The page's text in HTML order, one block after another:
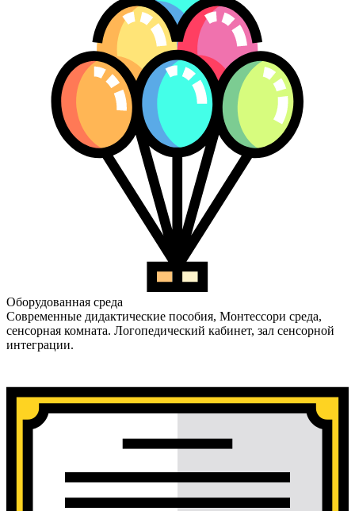
Оборудованная среда
Современные дидактические пособия, Монтессори среда,
сенсорная комната. Логопедический кабинет, зал сенсорной
интеграции.